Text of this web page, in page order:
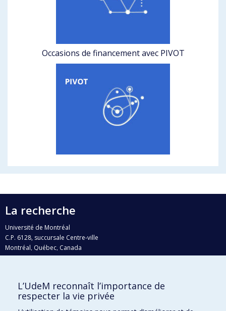
Occasions de financement avec PIVOT
La recherche
Université de Montréal
C.P. 6128, succursale Centre-ville
Montréal, Québec, Canada
H3C 3J7
Qui fait quoi?
L’UdeM reconnaît l’importance de
respecter la vie privée